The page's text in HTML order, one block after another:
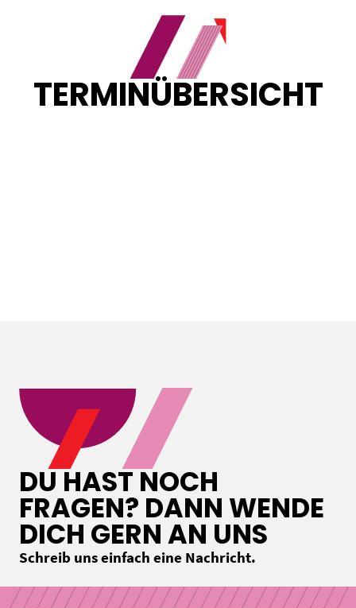
TERMINÜBERSICHT
DU HAST NOCH
FRAGEN? DANN WENDE
DICH GERN AN UNS
Schreib uns einfach eine Nachricht.